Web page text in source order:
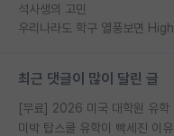
석사생의 고민
최근 댓글이 많이 달린 글
미박 탑스쿨 유학이 빡세진 이유